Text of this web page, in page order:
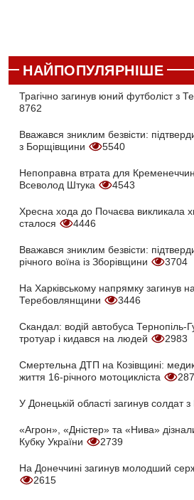
НАЙПОПУЛЯРНІШЕ
Трагічно загинув юний футболіст з
8762
Вважався зниклим безвісти:
з Борщівщини
5540
Непоправна втрата для
Всеволод Штука
4543
Хресна хода до Почаєва викликала
сталося
4446
Вважався зниклим безвісти:
річного воїна із Зборівщини
3704
На Харківському напрямку загинув
Теребовлянщини
3446
Скандал: водій автобуса Тернопіль-
тротуар і кидався на людей
2983
Смертельна ДТП на Козівщині:
життя 16-річного мотоцикліста
У Донецькій області загинув солдат
«Агрон», «Дністер» та «Нива»
Кубку України
2739
На Донеччині загинув молодший
2615